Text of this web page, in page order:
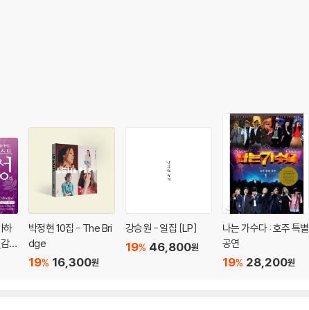
상을 요청할 수 있으며, 동영상이 없는 경우 반품/교환이 제한될 수 있습니다.
하
성
박정현 10집 - The Bri
dge
16,300원
19%
강승원 - 일집 [LP]
46,800원
19%
나는 가수다 : 호주 특별
공연
28,200원
19%